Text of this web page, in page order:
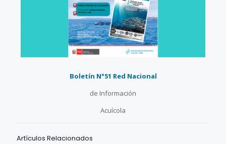
Boletín N°51 Red Nacional
de Información
Acuícola
Artículos Relacionados